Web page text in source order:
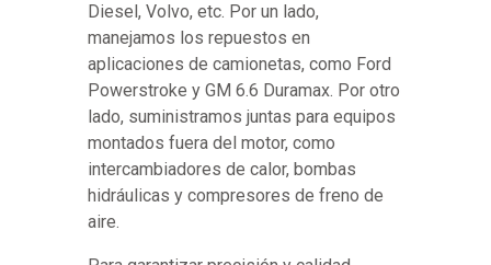
Diesel, Volvo, etc. Por un lado,
manejamos los repuestos en
aplicaciones de camionetas, como Ford
Powerstroke y GM 6.6 Duramax. Por otro
lado, suministramos juntas para equipos
montados fuera del motor, como
intercambiadores de calor, bombas
hidráulicas y compresores de freno de
aire.